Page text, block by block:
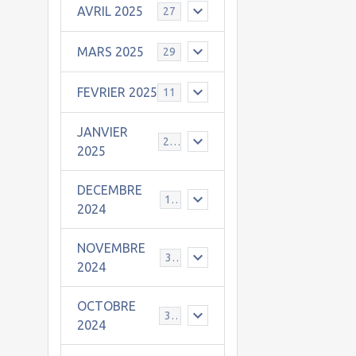
AVRIL 2025 27
MARS 2025 29
FEVRIER 2025 11
JANVIER
2025
25
DECEMBRE
2024
19
NOVEMBRE
2024
30
OCTOBRE
2024
31